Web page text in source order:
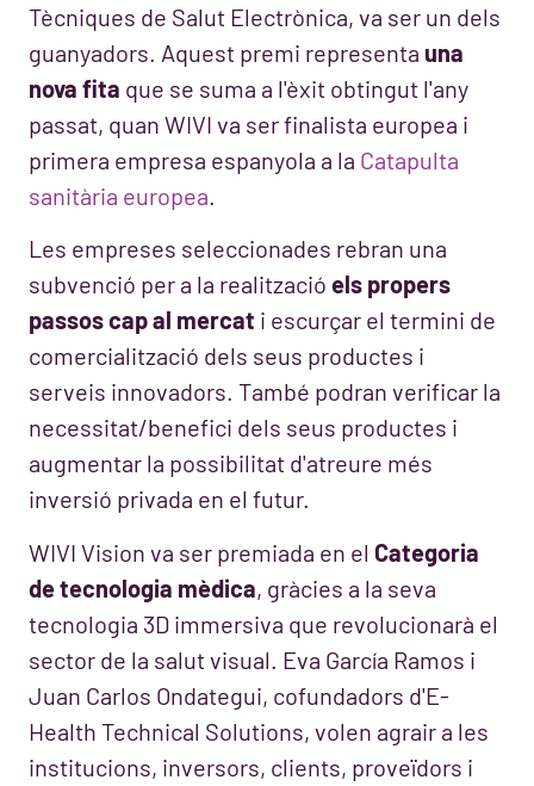
Tècniques de Salut Electrònica, va ser un dels
guanyadors. Aquest premi representa una
nova fita que se suma a l'èxit obtingut l'any
passat, quan WIVI va ser finalista europea i
primera empresa espanyola a la Catapulta
sanitària europea.
Les empreses seleccionades rebran una
subvenció per a la realització els propers
passos cap al mercat i escurçar el termini de
comercialització dels seus productes i
serveis innovadors. També podran verificar la
necessitat/benefici dels seus productes i
augmentar la possibilitat d'atreure més
inversió privada en el futur.
WIVI Vision va ser premiada en el Categoria
de tecnologia mèdica, gràcies a la seva
tecnologia 3D immersiva que revolucionarà el
sector de la salut visual. Eva García Ramos i
Juan Carlos Ondategui, cofundadors d'E-
Health Technical Solutions, volen agrair a les
institucions, inversors, clients, proveïdors i